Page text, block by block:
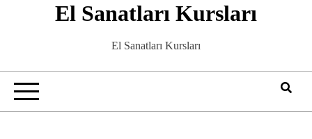
El Sanatları Kursları
El Sanatları Kursları